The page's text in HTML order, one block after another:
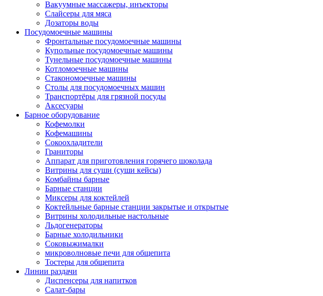
Вакуумные массажеры, инъекторы
Слайсеры для мяса
Дозаторы воды
Посудомоечные машины
Фронтальные посудомоечные машины
Купольные посудомоечные машины
Тунельные посудомоечные машины
Котломоечные машины
Стакономоечные машины
Столы для посудомоечных машин
Транспортёры для грязной посуды
Аксесуары
Барное оборудование
Кофемолки
Кофемашины
Сокоохладители
Граниторы
Аппарат для приготовления горячего шоколада
Витрины для суши (суши кейсы)
Комбайны барные
Барные станции
Миксеры для коктейлей
Коктейльные барные станции закрытые и открытые
Витрины холодильные настольные
Льдогенераторы
Барные холодильники
Соковыжималки
микроволновые печи для общепита
Тостеры для общепита
Линии раздачи
Диспенсеры для напитков
Салат-бары